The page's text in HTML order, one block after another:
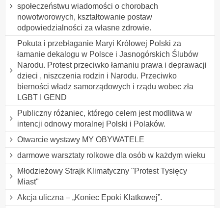
społeczeństwu wiadomości o chorobach
nowotworowych, kształtowanie postaw
odpowiedzialności za własne zdrowie.
Pokuta i przebłaganie Maryi Królowej Polski za
łamanie dekalogu w Polsce i Jasnogórskich Ślubów
Narodu. Protest przeciwko łamaniu prawa i deprawacji
dzieci , niszczenia rodzin i Narodu. Przeciwko
bierności władz samorządowych i rządu wobec zła
LGBT I GEND
Publiczny różaniec, którego celem jest modlitwa w
intencji odnowy moralnej Polski i Polaków.
Otwarcie wystawy MY OBYWATELE
darmowe warsztaty rolkowe dla osób w każdym wieku
Młodzieżowy Strajk Klimatyczny "Protest Tysięcy
Miast"
Akcja uliczna – „Koniec Epoki Klatkowej”.